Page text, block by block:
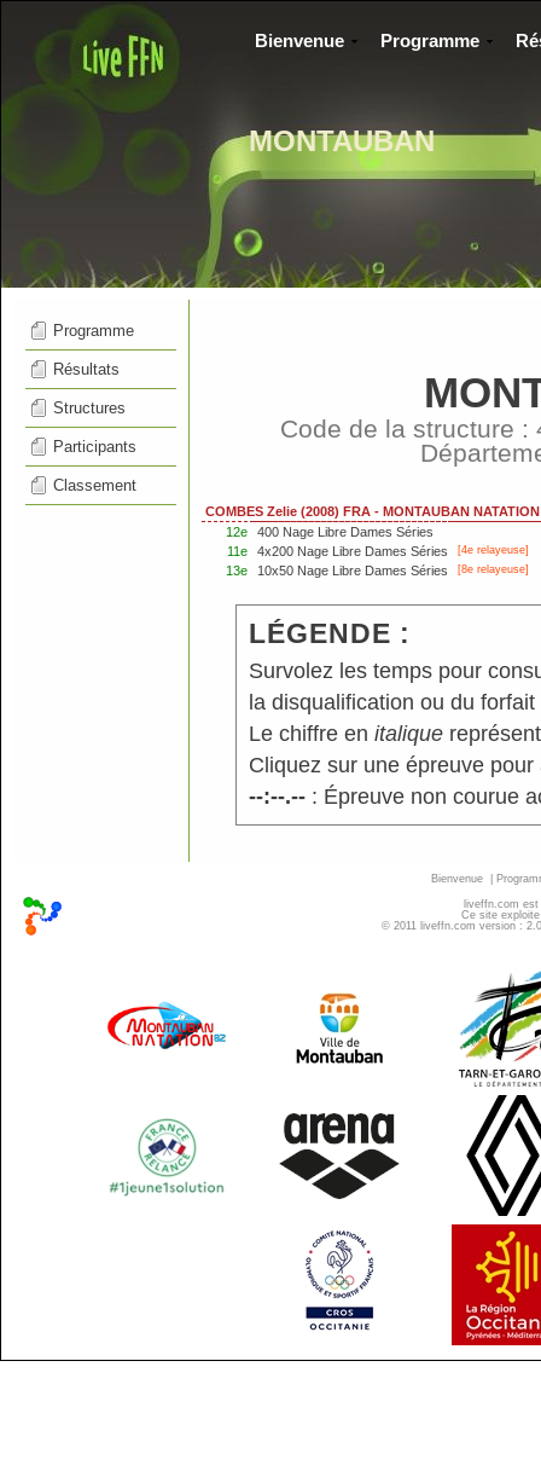
MONTAUBAN
Bienvenue Programme
Programme
Résultats
Structures
Participants
Classement
Code de la structure :
COMBES Zelie (2008) FRA - MONTAUBAN NATATION
12e
400 Nage Libre Dames Séries
11e
4x200 Nage Libre Dames Séries [4e relayeuse]
13e 10x50 Nage Libre Dames Séries [8e relayeuse]
LÉGENDE :
Survolez les temps pour
la disqualification ou du forfait
Le chiffre en italique
Cliquez sur une épreuve
--:--.--: Épreuve non courue
Bienvenue
liveffn.com
Ce site
© 2011 liveffn.com version :